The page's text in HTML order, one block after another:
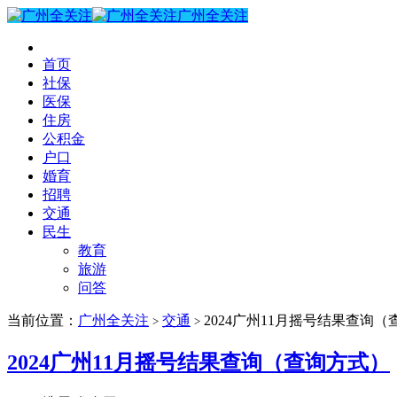
广州全关注
首页
社保
医保
住房
公积金
户口
婚育
招聘
交通
民生
教育
旅游
问答
当前位置： 广州全关注 > 交通 > 2024广州11月摇号结果查询（
2024广州11月摇号结果查询（查询方式）